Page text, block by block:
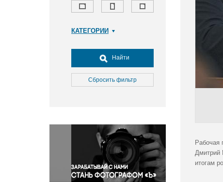
КАТЕГОРИИ
Досуг, туризм и отдых
Культура
Медицина
Окружающая среда
Политика
Правосудие
Происшествия и конфликты
Религия
Найти
Сбросить фильтр
Рабочая
Дмитрий
итогам